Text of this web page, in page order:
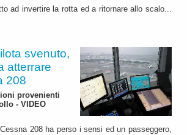
ad invertire la rotta ed a ritornare allo scalo...
svenuto,
atterrare
208
provenienti
- VIDEO
208 ha perso i sensi ed un passeggero,